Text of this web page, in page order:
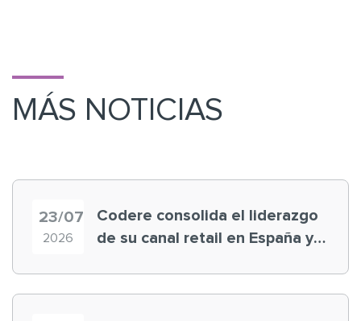
MÁS NOTICIAS
23/07
2026
Codere consolida el liderazgo
de su canal retail en España y